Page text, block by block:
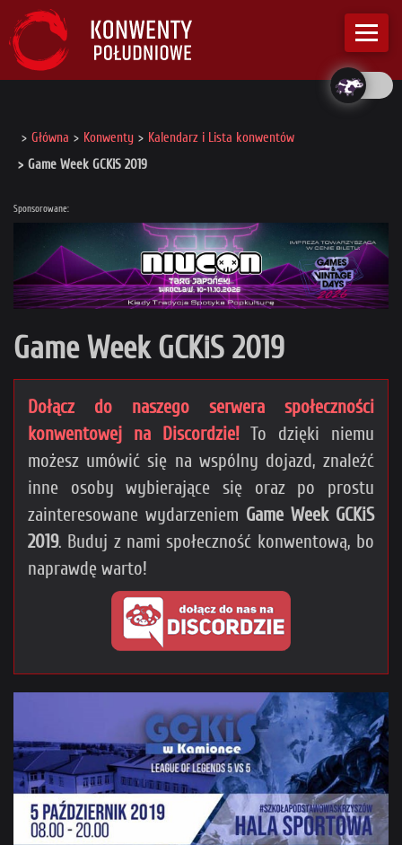
Główna Konwenty
Kalendarz i Lista konwentów
Game Week GCKiS 2019
Sponsorowane:
Game Week GCKiS 2019
Dołącz do naszego serwera społeczności
konwentowej na Discordzie!To dzięki niemu
możesz umówić się na wspólny dojazd, znaleźć
inne osoby wybierające się oraz po prostu
zainteresowane wydarzeniem Game Week GCKiS
2019. Buduj z nami społeczność konwentową, bo
naprawdę warto!